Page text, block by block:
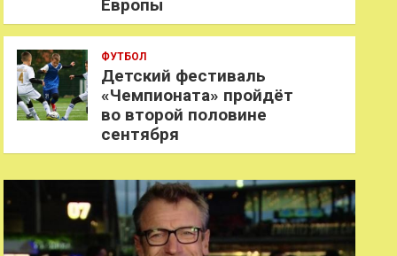
Европы
ФУТБОЛ
Детский фестиваль
«Чемпионата» пройдёт
во второй половине
сентября